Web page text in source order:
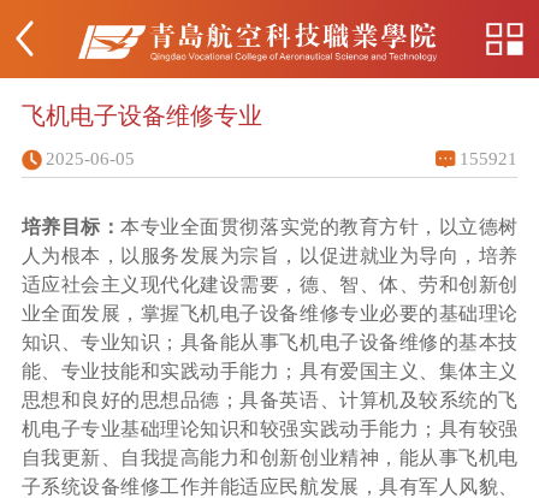
飞机电子设备维修专业
2025-06-05 155921
培养目标：本专业全面贯彻落实党的教育方针，以立德树
人为根本，以服务发展为宗旨，以促进就业为导向，培养
适应社会主义现代化建设需要，德、智、体、劳和创新创
业全面发展，掌握飞机电子设备维修专业必要的基础理论
知识、专业知识；具备能从事飞机电子设备维修的基本技
能、专业技能和实践动手能力；具有爱国主义、集体主义
思想和良好的思想品德；具备英语、计算机及较系统的飞
机电子专业基础理论知识和较强实践动手能力；具有较强
自我更新、自我提高能力和创新创业精神，能从事飞机电
子系统设备维修工作并能适应民航发展，具有军人风貌、